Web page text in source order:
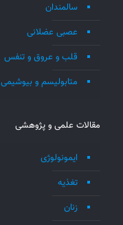
سالمندان
عصبی عضلانی
قلب و عروق و تنفس
متابولیسم و بیوشیمی
مقالات علمی و پژوهشی
ایمونولوژی
تغذیه
زنان